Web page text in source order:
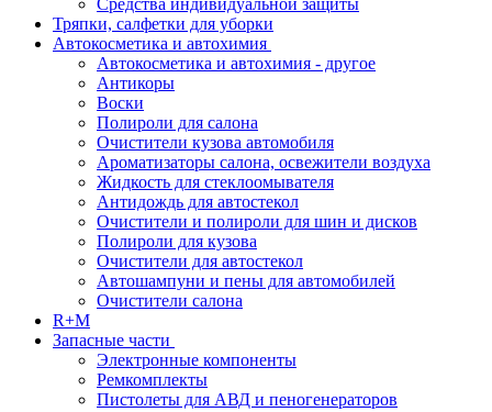
Средства индивидуальной защиты
Тряпки, салфетки для уборки
Автокосметика и автохимия
Автокосметика и автохимия - другое
Антикоры
Воски
Полироли для салона
Очистители кузова автомобиля
Ароматизаторы салона, освежители воздуха
Жидкость для стеклоомывателя
Антидождь для автостекол
Очистители и полироли для шин и дисков
Полироли для кузова
Очистители для автостекол
Автошампуни и пены для автомобилей
Очистители салона
R+M
Запасные части
Электронные компоненты
Ремкомплекты
Пистолеты для АВД и пеногенераторов